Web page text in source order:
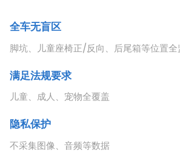
全车无盲区
脚坑、儿童座椅正/反向、后尾箱等位置全
满足法规要求
儿童、成人、宠物全覆盖
隐私保护
不采集图像、音频等数据